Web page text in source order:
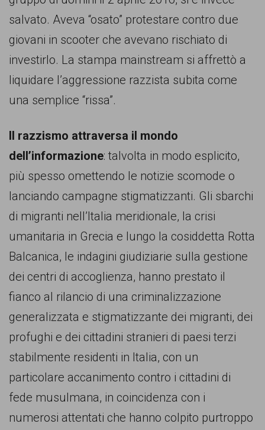
salvato. Aveva “osato” protestare contro due
giovani in scooter che avevano rischiato di
investirlo. La stampa mainstream si affrettò a
liquidare l’aggressione razzista subita come
una semplice “rissa”.
Il razzismo attraversa il mondo
dell’informazione: talvolta in modo esplicito,
più spesso omettendo le notizie scomode o
lanciando campagne stigmatizzanti. Gli sbarchi
di migranti nell’Italia meridionale, la crisi
umanitaria in Grecia e lungo la cosiddetta Rotta
Balcanica, le indagini giudiziarie sulla gestione
dei centri di accoglienza, hanno prestato il
fianco al rilancio di una criminalizzazione
generalizzata e stigmatizzante dei migranti, dei
profughi e dei cittadini stranieri di paesi terzi
stabilmente residenti in Italia, con un
particolare accanimento contro i cittadini di
fede musulmana, in coincidenza con i
numerosi attentati che hanno colpito purtroppo